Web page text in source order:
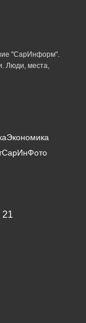
"СарИнформ".
Люди, места,
Экономика
СарИнФото
21